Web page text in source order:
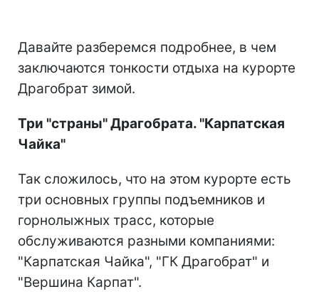
Давайте разберемся подробнее, в чем
заключаются тонкости отдыха на курорте
Драгобрат зимой.
Три "страны" Драгобрата. "Карпатская
Чайка"
Так сложилось, что на этом курорте есть
три основных группы подъемников и
горнолыжных трасс, которые
обслуживаются разными компаниями:
"Карпатская Чайка", "ГК Драгобрат" и
"Вершина Карпат".